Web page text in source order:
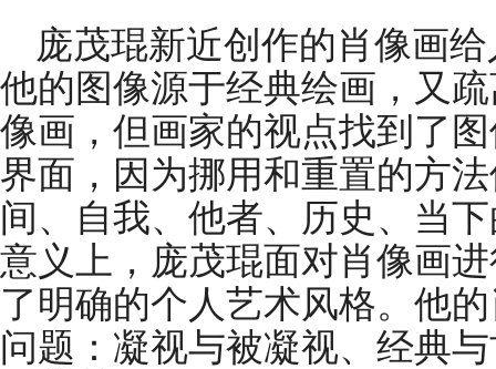
庞茂琨新近创作的肖像画
他的图像源于经典绘画，又
像画，但画家的视点找到了
界面，因为挪用和重置的方
间、自我、他者、历史、当
意义上，庞茂琨面对肖像画
了明确的个人艺术风格。他
问题：凝视与被凝视、经典